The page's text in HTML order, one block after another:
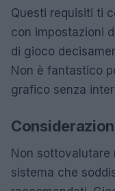
Questi requisiti ti
con impostazioni
di gioco
Non è fantastico
grafico senza
Non sottovalutare
sistema che